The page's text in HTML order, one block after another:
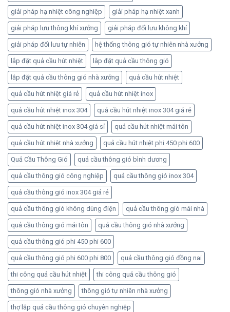
giải pháp hạ nhiệt công nghiệp giải pháp hạ nhiệt xanh
giải pháp lưu thông khí xưởng giải pháp đối lưu không khí
giải pháp đối lưu tự nhiên hệ thống thông gió tự nhiên nhà xưởng
lắp đặt quả cầu hút nhiệt lắp đặt quả cầu thông gió
lắp đặt quả cầu thông gió nhà xưởng quả cầu hút nhiệt
quả cầu hút nhiệt giá rẻ quả cầu hút nhiệt inox
quả cầu hút nhiệt inox 304 quả cầu hút nhiệt inox 304 giá rẻ
quả cầu hút nhiệt inox 304 giá sỉ quả cầu hút nhiệt mái tôn
quả cầu hút nhiệt nhà xưởng quả cầu hút nhiệt phi 450 phi 600
Quả Cầu Thông Gió quả cầu thông gió bình dương
quả cầu thông gió công nghiệp quả cầu thông gió inox 304
quả cầu thông gió inox 304 giá rẻ
quả cầu thông gió không dùng điện quả cầu thông gió mái nhà
quả cầu thông gió mái tôn quả cầu thông gió nhà xưởng
quả cầu thông gió phi 450 phi 600
quả cầu thông gió phi 600 phi 800 quả cầu thông gió đồng nai
thi công quả cầu hút nhiệt thi công quả cầu thông gió
thông gió nhà xưởng thông gió tự nhiên nhà xưởng
thợ lắp quả cầu thông gió chuyên nghiệp